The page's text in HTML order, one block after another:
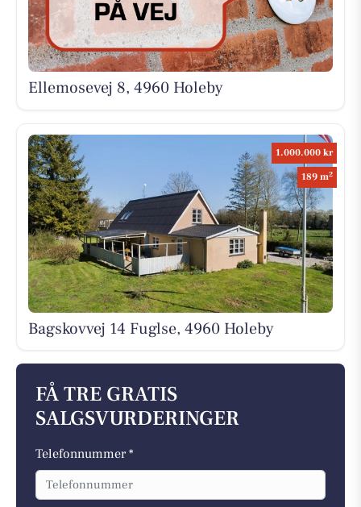
Ellemosevej 8, 4960 Holeby
1.000.000 kr
189 m2
Bagskovvej 14 Fuglse, 4960 Holeby
FÅ TRE GRATIS
SALGSVURDERINGER
Telefonnummer *